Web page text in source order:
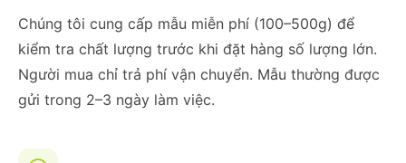
Chúng tôi cung cấp mẫu miễn phí (100–500g) để
kiểm tra chất lượng trước khi đặt hàng số lượng lớn.
Người mua chỉ trả phí vận chuyển. Mẫu thường được
gửi trong 2–3 ngày làm việc.